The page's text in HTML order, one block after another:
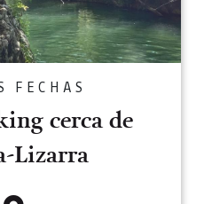
FECHAS
cerca de
Lizarra